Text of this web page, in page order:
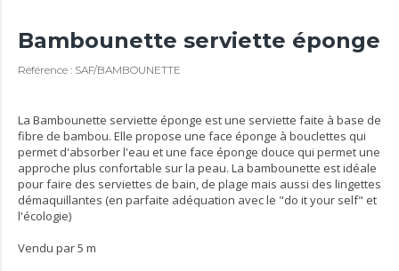
Bambounette serviette éponge
Référence : SAF/BAMBOUNETTE
La Bambounette serviette éponge est une serviette faite à base de
fibre de bambou. Elle propose une face éponge à bouclettes qui
permet d'absorber l'eau et une face éponge douce qui permet une
approche plus confortable sur la peau. La bambounette est idéale
pour faire des serviettes de bain, de plage mais aussi des lingettes
démaquillantes (en parfaite adéquation avec le "do it your self" et
l'écologie)
Vendu par 5 m